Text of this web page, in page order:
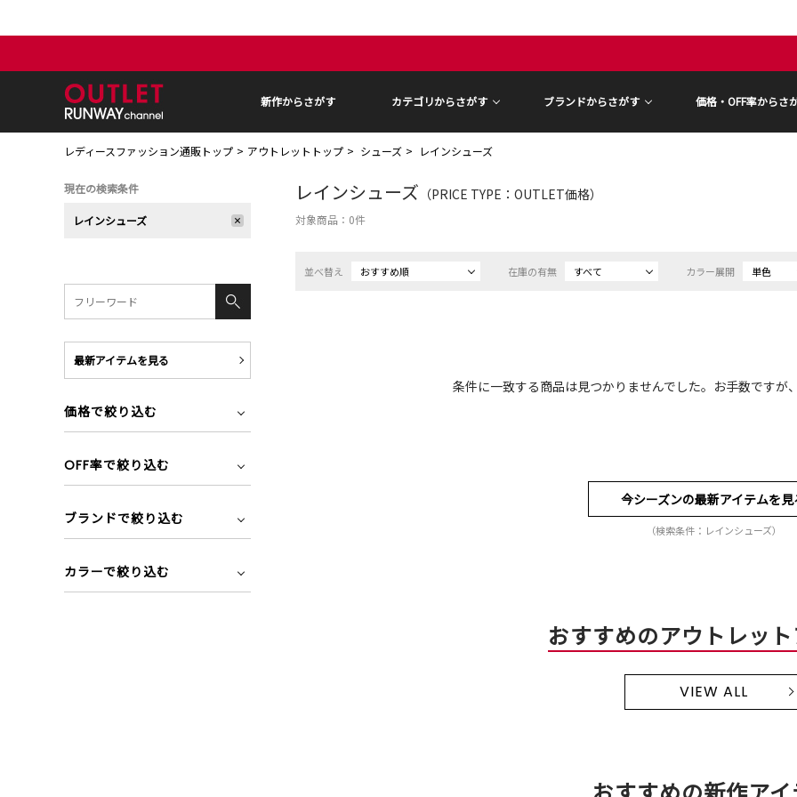
新作からさがす カテゴリからさがす ブランドからさがす 価格・OFF率からさ
レディースファッション通販トップ アウトレットトップ シューズ レインシューズ
レインシューズ （PRICE TYPE：OUTLET価格）
対象商品： 0件
並べ替え おすすめ順 在庫の有無 すべて カラー展開 単色
条件に一致する商品は見つかりませんでした。お手数ですが
今シーズンの最新アイテムを見
（検索条件：レインシューズ）
おすすめのアウトレッ
VIEW ALL
現在の検索条件
レインシューズ
最新アイテムを見る
価格で絞り込む
OFF率で絞り込む
ブランドで絞り込む
カラーで絞り込む